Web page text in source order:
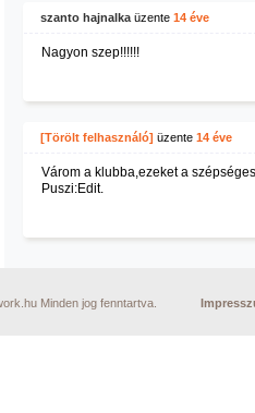
szanto hajnalka üzente 14 éve
Nagyon szep!!!!!!
[Törölt felhasználó] üzente 14 éve
Várom a klubba,ezeket a
Puszi:Edit.
Minden jog fenntartva.